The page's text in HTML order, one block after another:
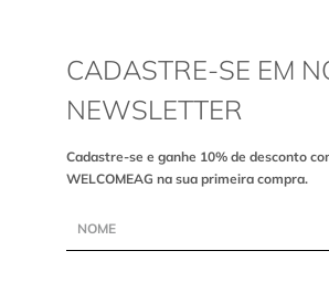
CADASTRE-SE EM
NEWSLETTER
Cadastre-se e ganhe 10% de desconto
WELCOMEAG na sua primeira compra.